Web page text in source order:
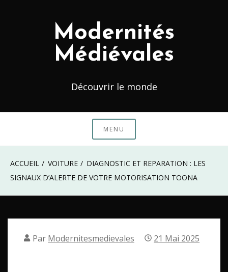
Modernités
Médiévales
Découvrir le monde
MENU
ACCUEIL VOITURE
DIAGNOSTIC ET REPARATION : LES
SIGNAUX D’ALERTE DE VOTRE MOTORISATION TOONA
Par Modernitesmedievales 21 Mai 2025